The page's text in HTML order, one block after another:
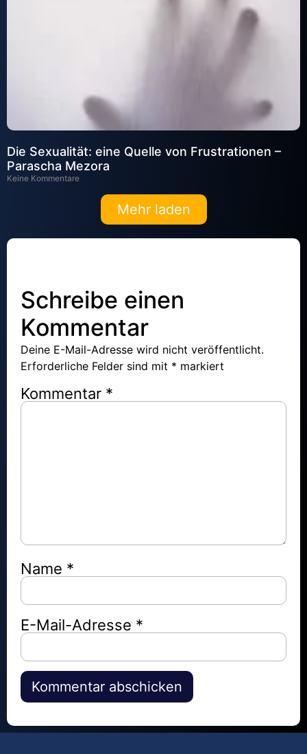
Die Sexualität: eine Quelle von Frustrationen –
Parascha Mezora
Keine Kommentare
Mehr laden
Schreibe einen
Kommentar
Deine E-Mail-Adresse wird nicht veröffentlicht.
Erforderliche Felder sind mit * markiert
Kommentar *
Name *
E-Mail-Adresse *
Alternative: